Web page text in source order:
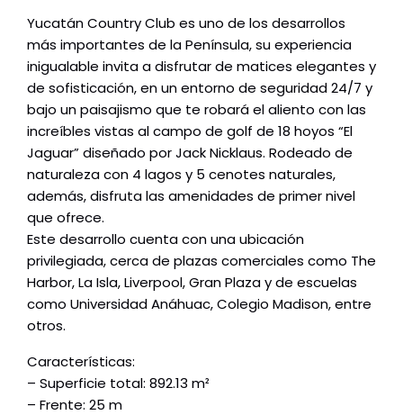
Yucatán Country Club es uno de los desarrollos
más importantes de la Península, su experiencia
inigualable invita a disfrutar de matices elegantes y
de sofisticación, en un entorno de seguridad 24/7 y
bajo un paisajismo que te robará el aliento con las
increíbles vistas al campo de golf de 18 hoyos “El
Jaguar” diseñado por Jack Nicklaus. Rodeado de
naturaleza con 4 lagos y 5 cenotes naturales,
además, disfruta las amenidades de primer nivel
que ofrece.
Este desarrollo cuenta con una ubicación
privilegiada, cerca de plazas comerciales como The
Harbor, La Isla, Liverpool, Gran Plaza y de escuelas
como Universidad Anáhuac, Colegio Madison, entre
otros.
Características:
– Superficie total: 892.13 m²
– Frente: 25 m